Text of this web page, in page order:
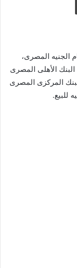
الجنيه المصرى،
الأهلى المصرى
للبيع، وفى البنك المركزى المصرى